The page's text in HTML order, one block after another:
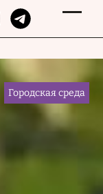
Городская среда